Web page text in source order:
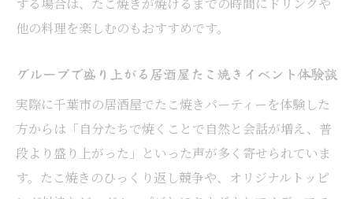
飲み放題コース選びのポイントと居酒屋活
用術
メリット
お得な飲み放題プランで居酒屋タコパを満
喫する方法
口コミで話題の千葉居酒屋のタコパ活用術
口コミで評判の居酒屋たこ焼きパーティー
する場合は、たこ焼きが焼けるまでの時間にドリンクや
他の料理を楽しむのもおすすめです。
グループで盛り上がる居酒屋たこ焼きイベント体験談
実際に千葉市の居酒屋でたこ焼きパーティーを体験した
方からは「自分たちで焼くことで自然と会話が増え、普
段より盛り上がった」といった声が多く寄せられていま
す。たこ焼きのひっくり返し競争や、オリジナルトッピ